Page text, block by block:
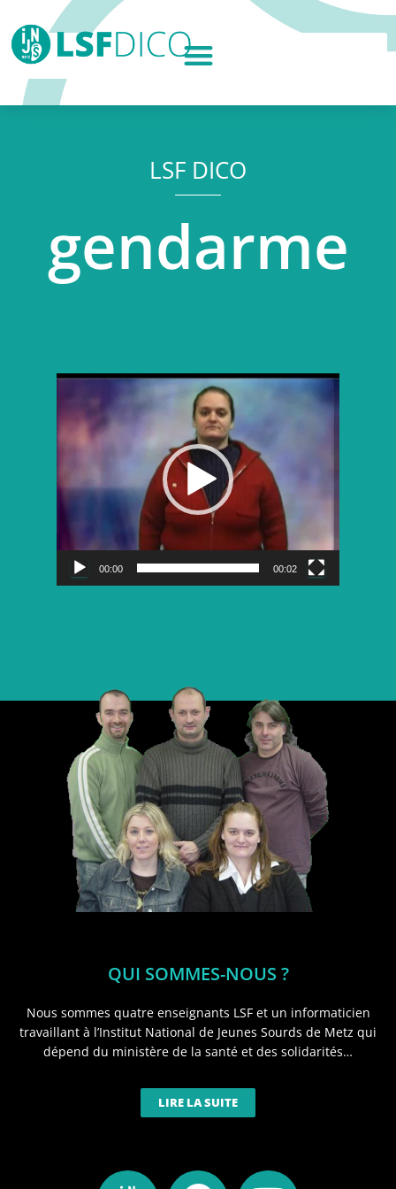
LSF DICO
gendarme
Lecteur
vidéo
00:00 00:02
QUI SOMMES-NOUS ?
Nous sommes quatre enseignants LSF et un informaticien
travaillant à l’Institut National de Jeunes Sourds de Metz qui
dépend du ministère de la santé et des solidarités…
LIRE LA SUITE